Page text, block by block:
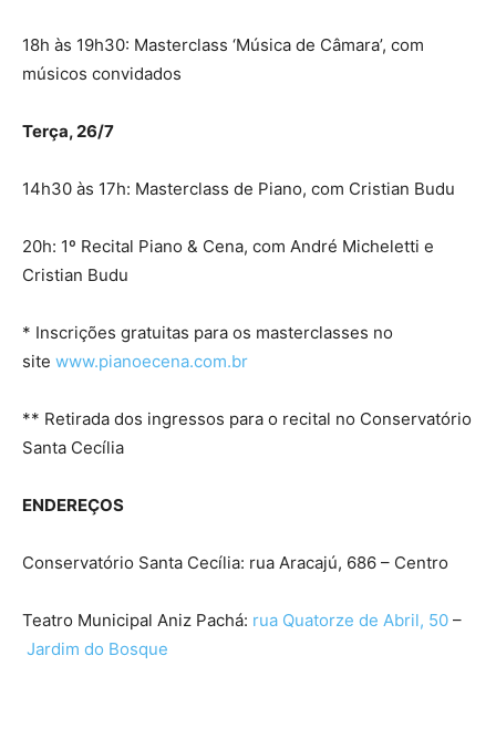
18h às 19h30: Masterclass ‘Música de Câmara’, com
músicos convidados
Terça, 26/7
14h30 às 17h: Masterclass de Piano, com Cristian Budu
20h: 1º Recital Piano & Cena, com André Micheletti e
Cristian Budu
* Inscrições gratuitas para os masterclasses no
site www.pianoecena.com.br
** Retirada dos ingressos para o recital no Conservatório
Santa Cecília
ENDEREÇOS
Conservatório Santa Cecília: rua Aracajú, 686 – Centro
Teatro Municipal Aniz Pachá: rua Quatorze de Abril, 50 –
Jardim do Bosque